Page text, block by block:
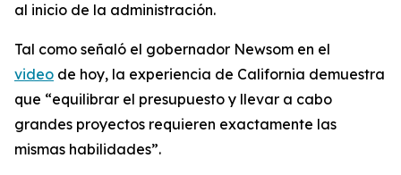
al inicio de la administración.
Tal como señaló el gobernador Newsom en el
video de hoy, la experiencia de California demuestra
que “equilibrar el presupuesto y llevar a cabo
grandes proyectos requieren exactamente las
mismas habilidades”.